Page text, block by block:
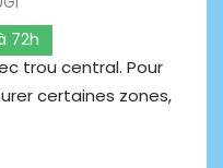
72h
trou central. Pour
certaines zones,